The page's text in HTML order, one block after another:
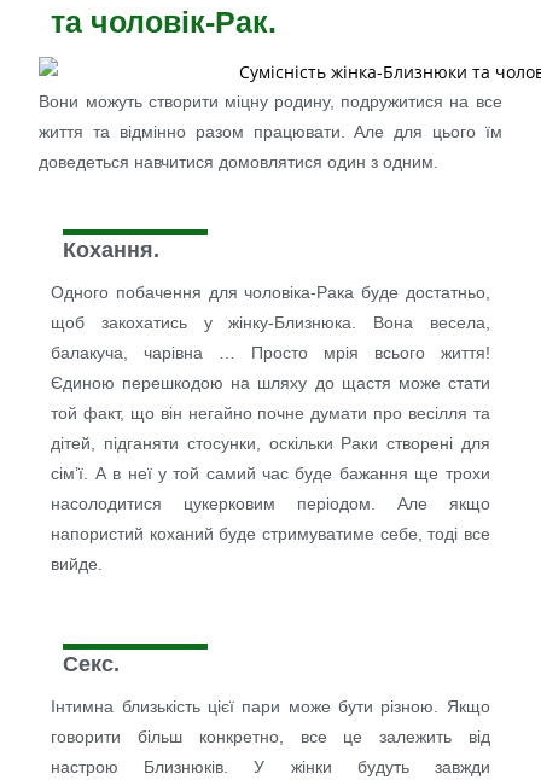
та чоловік-Рак.
Вони можуть створити міцну родину, подружитися на все
життя та відмінно разом працювати. Але для цього їм
доведеться навчитися домовлятися один з одним.
Кохання.
Одного побачення для чоловіка-Рака буде достатньо,
щоб закохатись у жінку-Близнюка. Вона весела,
балакуча, чарівна … Просто мрія всього життя!
Єдиною перешкодою на шляху до щастя може стати
той факт, що він негайно почне думати про весілля та
дітей, підганяти стосунки, оскільки Раки створені для
сім’ї. А в неї у той самий час буде бажання ще трохи
насолодитися цукерковим періодом. Але якщо
напористий коханий буде стримуватиме себе, тоді все
вийде.
Секс.
Інтимна близькість цієї пари може бути різною. Якщо
говорити більш конкретно, все це залежить від
настрою Близнюків. У жінки будуть завжди